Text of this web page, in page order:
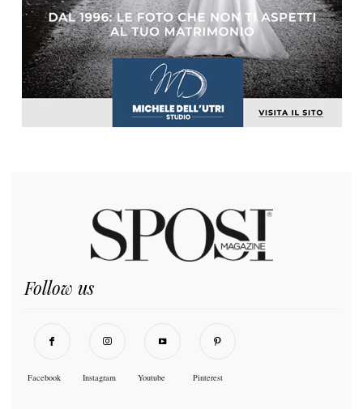
Follow us
Facebook Instagram Youtube Pinterest